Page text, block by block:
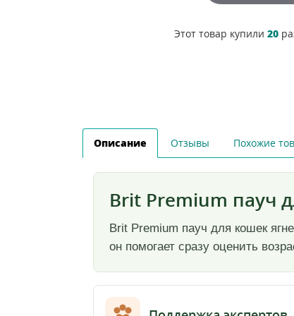
Этот товар купили 20
Описание Отзывы Похожие
Brit Premium пауч
Brit Premium пауч для кошек
он помогает сразу оценить